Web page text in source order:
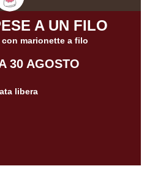
A UN FILO
con marionette a filo
30 AGOSTO
libera